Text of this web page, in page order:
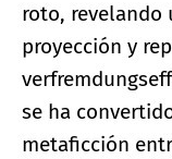
roto, revelando
proyección y
se ha
metaficción